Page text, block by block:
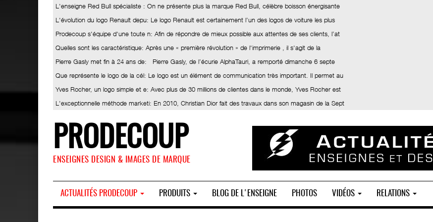
L'enseigne Red Bull spécialiste : On ne présente plus la marque Red Bull, célèbre boisson énergisante
L'évolution du logo Renault depu: Le logo Renault est certainement l’un des logos de voiture les plus
Prodecoup s'équipe d'une toute n: Afin de répondre de mieux possible aux attentes de ses clients, l’at
Quelles sont les caractéristique: Après une « première révolution » de l'imprimerie , il s'agit de la
Pierre Gasly met fin à 24 ans de: Pierre Gasly, de l’écurie AlphaTauri, a remporté dimanche 6 septe
Que représente le logo de la cél: Le logo est un élément de communication très important. Il permet au
Yves Rocher, un logo simple et e: Avec plus de 30 millions de clientes dans le monde, Yves Rocher est
L'exceptionnelle méthode marketi: En 2010, Christian Dior fait des travaux dans son magasin de la Sept
PRODECOUP
ENSEIGNES DESIGN & IMAGES DE MARQUE
ACTUALITÉS PRODECOUP PRODUITS BLOG DE L'ENSEIGNE PHOTOS VIDÉOS RELATIONS